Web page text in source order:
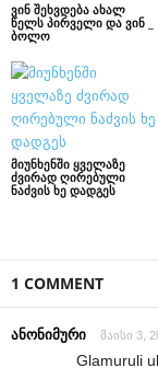
ვინ შეხვდება ახალ
წელს პირველი და ვინ _
ბოლო
მიუნხენში ყველაზე
ძვირად ღირებული
ნაძვის ხე დადგეს
1 COMMENT
ანონიმური მაისი 3,
Glamuruli